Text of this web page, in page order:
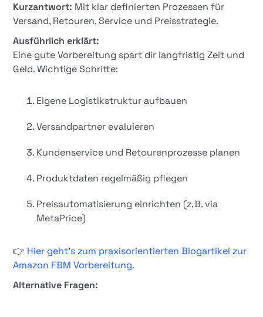
Kurzantwort: Mit klar definierten Prozessen für
Versand, Retouren, Service und Preisstrategie.
Ausführlich erklärt:
Eine gute Vorbereitung spart dir langfristig Zeit und
Geld. Wichtige Schritte:
Eigene Logistikstruktur aufbauen
Versandpartner evaluieren
Kundenservice und Retourenprozesse planen
Produktdaten regelmäßig pflegen
Preisautomatisierung einrichten (z. B. via
MetaPrice)
👉 Hier geht's zum praxisorientierten Blogartikel zur
Amazon FBM Vorbereitung.
Alternative Fragen: